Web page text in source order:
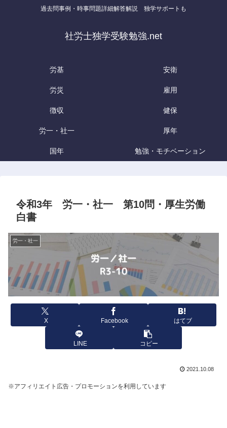
過去問事例・時事問題詳細解答解説 独学サポートも
社労士独学受験勉強.net
労基 安衛
労災 雇用
徴収 健保
労一・社一 厚年
国年 勉強・モチベーション
令和3年 労一・社一 第10問・厚生労働
白書
労一・社一
X Facebook はてブ
LINE コピー
2021.10.08
※アフィリエイト広告・プロモーションを利用しています